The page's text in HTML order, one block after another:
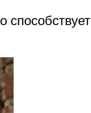
способствует